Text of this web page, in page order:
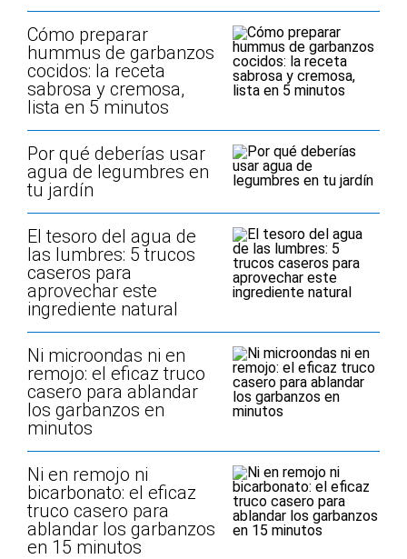
Cómo preparar
hummus de garbanzos
cocidos: la receta
sabrosa y cremosa,
lista en 5 minutos
Por qué deberías usar
agua de legumbres en
tu jardín
El tesoro del agua de
las lumbres: 5 trucos
caseros para
aprovechar este
ingrediente natural
Ni microondas ni en
remojo: el eficaz truco
casero para ablandar
los garbanzos en
minutos
Ni en remojo ni
bicarbonato: el eficaz
truco casero para
ablandar los garbanzos
en 15 minutos